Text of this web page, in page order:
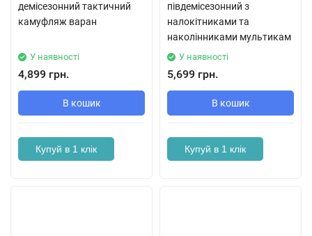
демісезонний тактичний
камуфляж варан
У наявності
4,899 грн.
В кошик
Купуй в 1 клік
півдемісезонний з
налокітниками та
наколінниками мультикам
У наявності
5,699 грн.
В кошик
Купуй в 1 клік